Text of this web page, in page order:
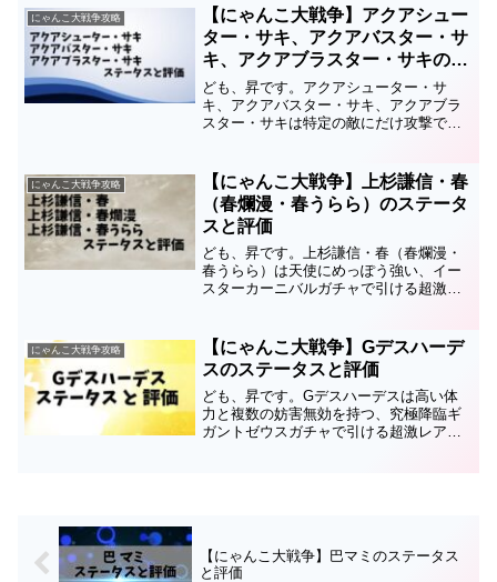
ているので、育成の順番や編成、キャッ
ツアイ...
にゃんこ大戦争攻略
【にゃんこ大戦争】アクアシュー
ター・サキ、アクアバスター・サ
キ、アクアブラスター・サキのス
テータスと評価
ども、昇です。アクアシューター・サ
キ、アクアバスター・サキ、アクアブラ
スター・サキは特定の敵にだけ攻撃でき
クアシューター・サキ、アクアバスタ
ー・サキ、アクアブラスター・...
にゃんこ大戦争攻略
【にゃんこ大戦争】上杉謙信・春
（春爛漫・春うらら）のステータ
スと評価
ども、昇です。上杉謙信・春（春爛漫・
春うらら）は天使にめっぽう強い、イー
スターカーニバルガチャで引ける超激レ
スと評価についてまとめているので、育
成の順番や編成、キャッツア...
にゃんこ大戦争攻略
【にゃんこ大戦争】Gデスハーデ
スのステータスと評価
ども、昇です。Gデスハーデスは高い体
力と複数の妨害無効を持つ、究極降臨ギ
ガントゼウスガチャで引ける超激レアキ
【にゃんこ大戦争】巴マミのステータス
と評価